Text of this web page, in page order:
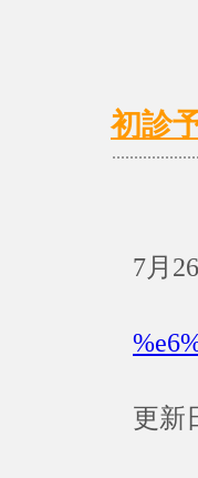
初診
7月
更新